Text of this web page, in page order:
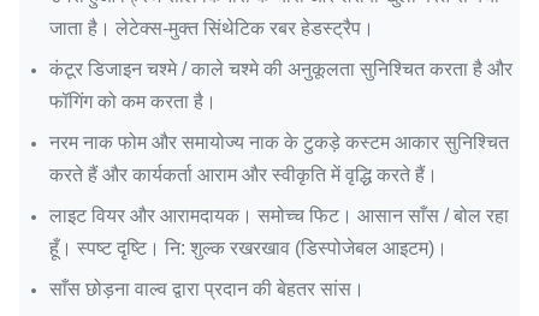
जाता है। लेटेक्स-मुक्त सिंथेटिक रबर हेडस्ट्रैप।
कंटूर डिजाइन चश्मे / काले चश्मे की अनुकूलता सुनिश्चित करता है और
फॉगिंग को कम करता है।
नरम नाक फोम और समायोज्य नाक के टुकड़े कस्टम आकार सुनिश्चित
करते हैं और कार्यकर्ता आराम और स्वीकृति में वृद्धि करते हैं।
लाइट वियर और आरामदायक। समोच्च फिट। आसान साँस / बोल रहा
हूँ। स्पष्ट दृष्टि। नि: शुल्क रखरखाव (डिस्पोजेबल आइटम)।
साँस छोड़ना वाल्व द्वारा प्रदान की बेहतर सांस।